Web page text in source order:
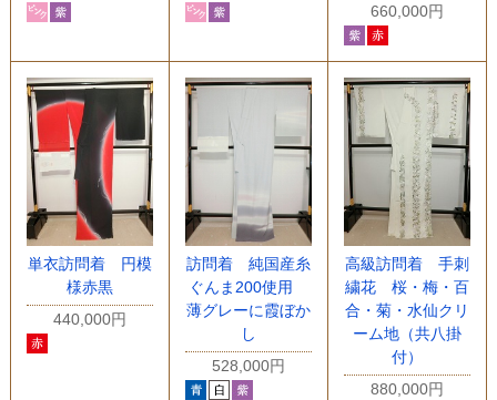
660,000円
単衣訪問着 円模
様赤黒
440,000円
訪問着 純国産糸
ぐんま200使用
薄グレーに霞ぼか
し
528,000円
高級訪問着 手刺
繍花 桜・梅・百
合・菊・水仙クリ
ーム地（共八掛
付）
880,000円